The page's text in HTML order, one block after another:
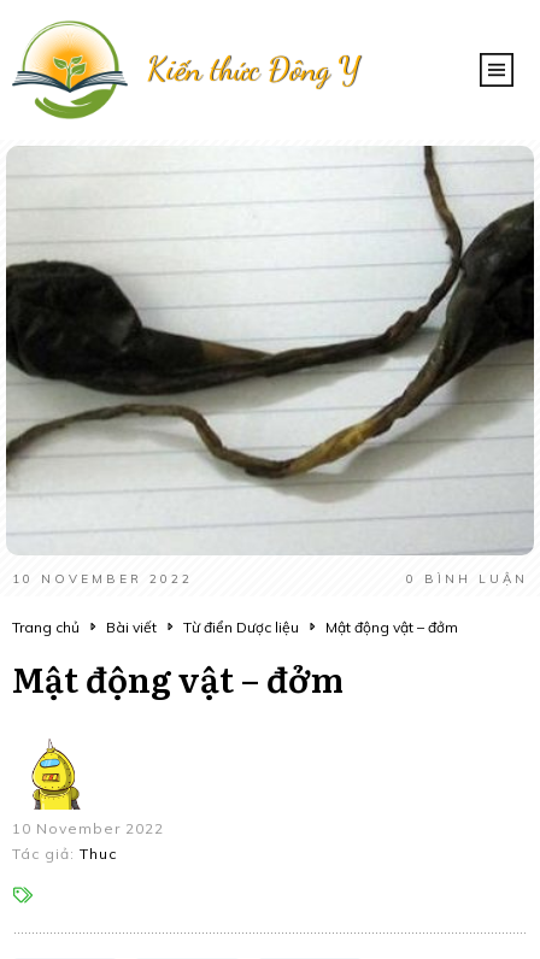
Kiến thức Đông Y
10 NOVEMBER 2022 0 BÌNH LUẬN
Trang chủ Bài viết Từ điển Dược liệu Mật động vật – đởm
Mật động vật – đởm
10 November 2022
Tác giả: Thuc